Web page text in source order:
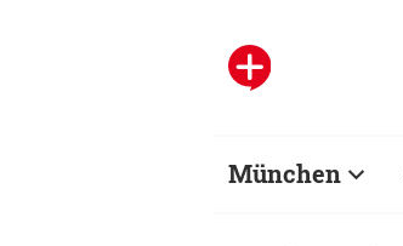
München